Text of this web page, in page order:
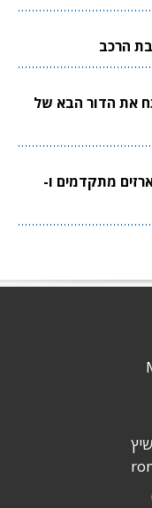
הרכב
את הדור הבא של
מתקדמים ו-